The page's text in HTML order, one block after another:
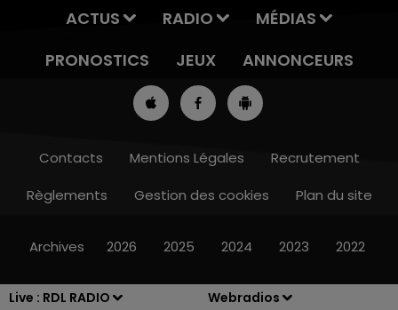
Live : RDL RADIO Webradios
7h00 - 10h00
ACTUS RADIO
MÉDIAS
PRONOSTICS
JEUX ANNONCEURS
Contacts Mentions Légales
Recrutement
Règlements
Gestion des cookies Plan du site
Archives 2026 2025 2024 2023 2022